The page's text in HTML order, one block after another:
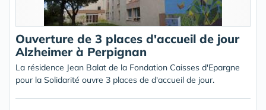
Ouverture de 3 places d'accueil de jour
Alzheimer à Perpignan
La résidence Jean Balat de la Fondation Caisses d'Epargne
pour la Solidarité ouvre 3 places de d'accueil de jour.